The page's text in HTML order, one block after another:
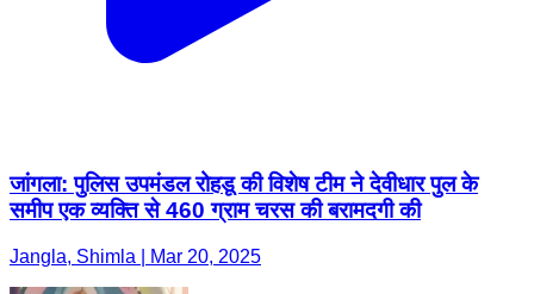
जांगला: पुलिस उपमंडल रोहडू की विशेष टीम ने देवीधार पुल के
समीप एक व्यक्ति से 460 ग्राम चरस की बरामदगी की
Jangla, Shimla | Mar 20, 2025